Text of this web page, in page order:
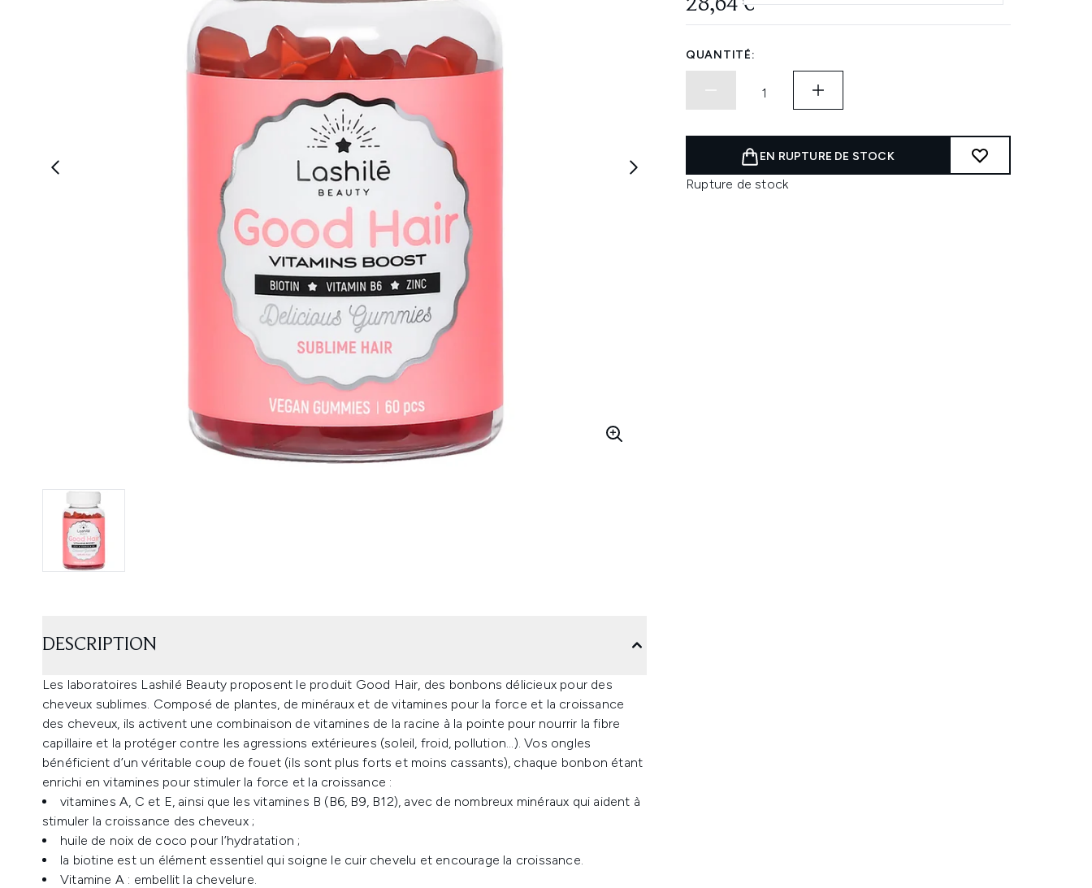
28,64 €
QUANTITÉ:
EN RUPTURE DE STOCK
Rupture de stock
DESCRIPTION
Les laboratoires Lashilé Beauty proposent le produit Good Hair, des bonbons délicieux pour des
cheveux sublimes. Composé de plantes, de minéraux et de vitamines pour la force et la croissance
des cheveux, ils activent une combinaison de vitamines de la racine à la pointe pour nourrir la fibre
capillaire et la protéger contre les agressions extérieures (soleil, froid, pollution...). Vos ongles
bénéficient d’un véritable coup de fouet (ils sont plus forts et moins cassants), chaque bonbon étant
enrichi en vitamines pour stimuler la force et la croissance :
vitamines A, C et E, ainsi que les vitamines B (B6, B9, B12), avec de nombreux minéraux qui aident à
stimuler la croissance des cheveux ;
huile de noix de coco pour l’hydratation ;
la biotine est un élément essentiel qui soigne le cuir chevelu et encourage la croissance.
Vitamine A : embellit la chevelure.